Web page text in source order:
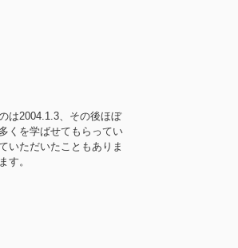
は2004.1.3、その後ほぼ
くを学ばせてもらってい
いただいたこともありま
す。